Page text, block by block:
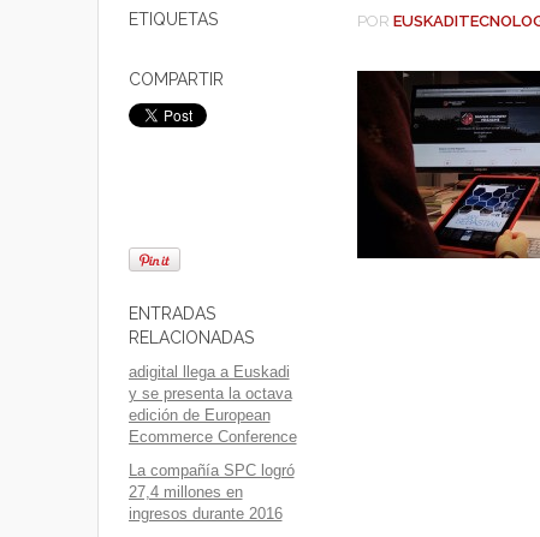
ETIQUETAS
COMPARTIR
ENTRADAS
RELACIONADAS
adigital llega a Euskadi
y se presenta la octava
edición de European
Ecommerce Conference
La compañía SPC logró
27,4 millones en
ingresos durante 2016
POR